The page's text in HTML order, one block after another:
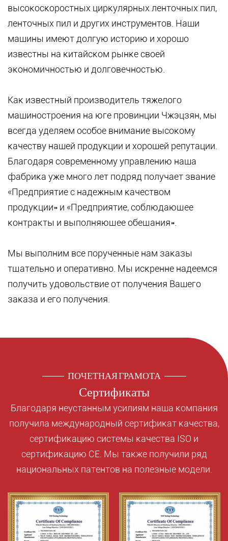
высокоскоростных циркулярных ленточных пил,
ленточных пил и других инструментов. Наши
машины имеют долгую историю и хорошо
известны на китайском рынке своей
экономичностью и долговечностью.
Как известный производитель тяжелого
машиностроения на юге провинции Чжэцзян, мы
всегда уделяем особое внимание высокому
качеству нашей продукции и хорошей репутации.
Благодаря современному управлению наша
фабрика уже много лет подряд получает звание
«Предприятие с надежным качеством
продукции» и «Предприятие, соблюдающее
контракты и выполняющее обещания».
Мы выполним все порученные нам заказы
тщательно и оперативно. Мы искренне надеемся
получить удовольствие от получения Вашего
заказа и его получения.
ПОЧЕТНАЯ ГРАМОТА
Сертификаты
Благодаря неустанным усилиям наша компания
получила международный сертификат качества,
сертификацию системы качества ISO и
сертификацию CE. Мы также получили ряд
национальных патентов на полезные модели.